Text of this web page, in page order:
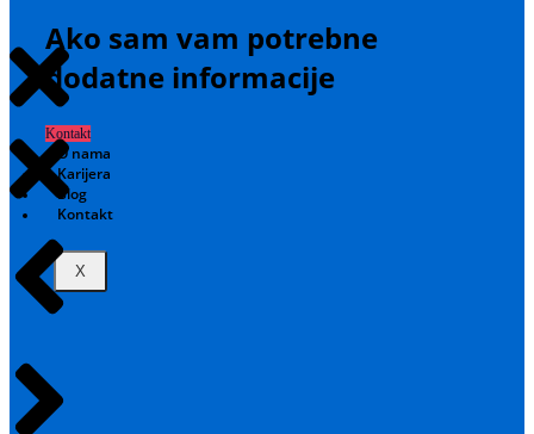
Ako sam vam potrebne
dodatne informacije
Kontakt
O nama
Karijera
Blog
Kontakt
X